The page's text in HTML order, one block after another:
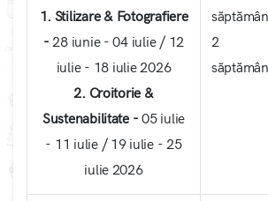
1. Stilizare & Fotografiere
-28 iunie - 04 iulie / 12
iulie - 18 iulie 2026
2. Croitorie &
Sustenabilitate -05 iulie
- 11 iulie / 19 iulie - 25
iulie 2026
2